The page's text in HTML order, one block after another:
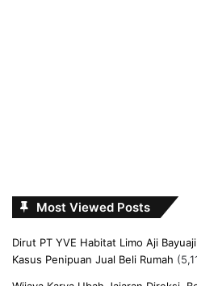
Most Viewed Posts
Dirut PT YVE Habitat Limo Aji
Kasus Penipuan Jual Beli Rumah